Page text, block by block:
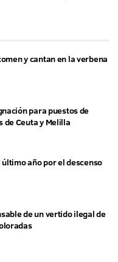
y cantan en la verbena
para puestos de
de Ceuta y Melilla
año por el descenso
de un vertido ilegal de